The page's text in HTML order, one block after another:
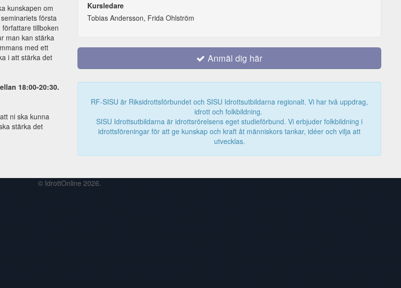
kunskapen om
första
tillboken
man kan stärka
med ett
i att stärka det
18:00-20:30.
ni ska kunna
stärka det
Kursledare
Tobias Andersson, Frida Ohlström
Anmäl dig här
RF-SISU är Riksidrottsförbundet och SISU Idrottsutbildarna regionalt. Vi har två uppdrag,
idrott och folkbildning.
SISU Idrottsutbildarna är idrottsrörelsens eget studieförbund. Vi erbjuder folkbildning i
idrottsföreningar för att ge kunskap och kraft åt människors tankar, idéer och vilja att
utvecklas.
© IdrottOnline 2026.